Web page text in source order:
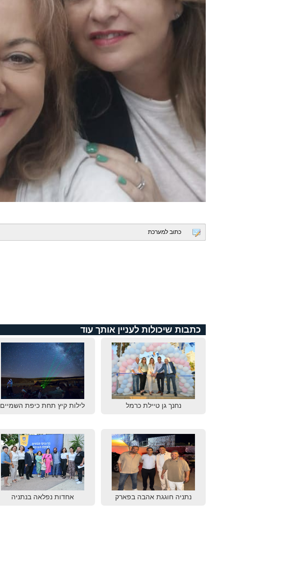
כתוב למערכת
כתבות שיכולות לעניין אותך עוד
נחנך גן טיילת כרמל לילות קיץ תחת כיפת השמיים
נתניה חוגגת אהבה בפארק אחדות נפלאה בנתניה